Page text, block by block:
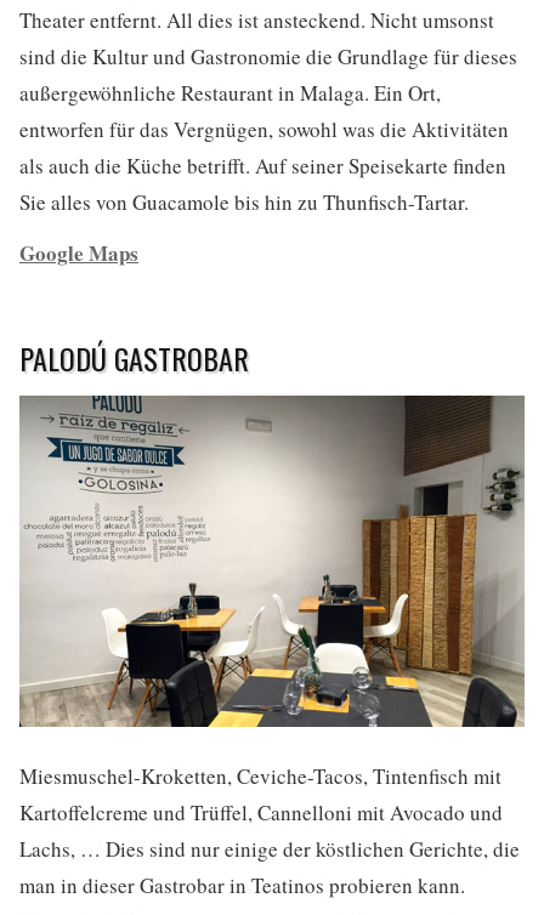
Theater entfernt. All dies ist ansteckend. Nicht umsonst
sind die Kultur und Gastronomie die Grundlage für dieses
außergewöhnliche Restaurant in Malaga. Ein Ort,
entworfen für das Vergnügen, sowohl was die Aktivitäten
als auch die Küche betrifft. Auf seiner Speisekarte finden
Sie alles von Guacamole bis hin zu Thunfisch-Tartar.
Google Maps
PALODÚ GASTROBAR
Miesmuschel-Kroketten, Ceviche-Tacos, Tintenfisch mit
Kartoffelcreme und Trüffel, Cannelloni mit Avocado und
Lachs, … Dies sind nur einige der köstlichen Gerichte, die
man in dieser Gastrobar in Teatinos probieren kann.